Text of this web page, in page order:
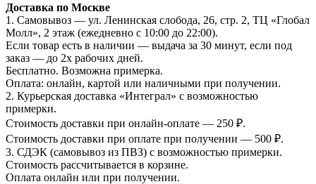
Доставка по Москве
1. Самовывоз — ул. Ленинская слобода, 26, стр. 2, ТЦ «Глобал
Молл», 2 этаж (ежедневно с 10:00 до 22:00).
Если товар есть в наличии — выдача за 30 минут, если под
заказ — до 2х рабочих дней.
Бесплатно. Возможна примерка.
Оплата: онлайн, картой или наличными при получении.
2. Курьерская доставка «Интеграл» с возможностью
примерки.
Стоимость доставки при онлайн-оплате — 250 ₽.
Стоимость доставки при оплате при получении — 500 ₽.
3. СДЭК (самовывоз из ПВЗ) с возможностью примерки.
Стоимость рассчитывается в корзине.
Оплата онлайн или при получении.